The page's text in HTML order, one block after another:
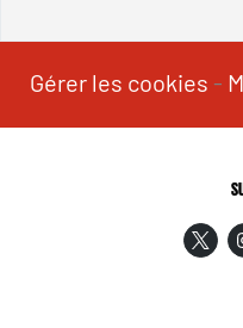
Gérer les cookies -